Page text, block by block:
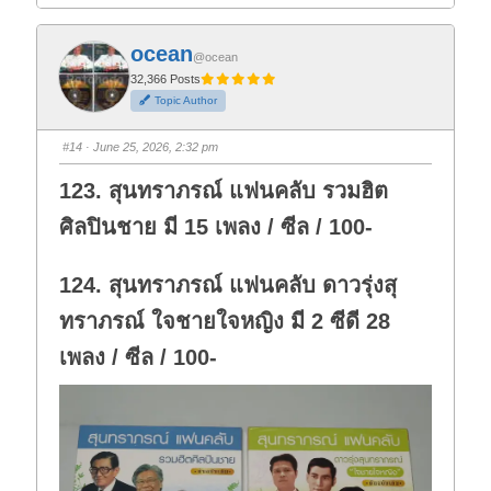
i
k
f
o
r
t
h
u
m
d
o
n
.
i
k
o
r
t
h
u
m
u
p
ocean@ocean
32,366 Posts
Topic Author
#14 · June 25, 2026, 2:32 pm
123. สุนทราภรณ์ แฟนคลับ รวมฮิต
ศิลปินชาย มี 15 เพลง / ซีล / 100-
124. สุนทราภรณ์ แฟนคลับ ดาวรุ่งสุ
ทราภรณ์ ใจชายใจหญิง มี 2 ซีดี 28
เพลง / ซีล / 100-